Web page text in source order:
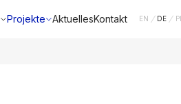
Projekte AktuellesKontakt EN DE PL